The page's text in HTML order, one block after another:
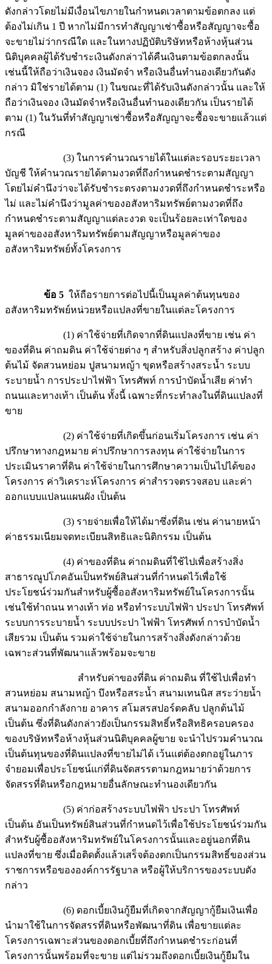
ดังกล่าวโดยไม่มีเงื่อนไขภายในกำหนดเวลาตามข้อตกลง แต่
ต้องไม่เกิน 1 ปี หากไม่มีการทำสัญญาเช่าซื้อหรือสัญญาจะซื้อ
จะขายไม่ว่ากรณีใด และในทางปฏิบัติบริษัทหรือห้างหุ้นส่วน
นิติบุคคลผู้ได้รับชำระเงินดังกล่าวได้คืนเงินตามข้อตกลงนั้น
เช่นนี้ให้ถือว่าเงินจอง เงินมัดจำ หรือเงินอื่นทำนองเดียวกันดัง
กล่าว มิใช่รายได้ตาม (1) ในขณะที่ได้รับเงินดังกล่าวนั้น และให้
ถือว่าเงินจอง เงินมัดจำหรือเงินอื่นทำนองเดียวกัน เป็นรายได้
ตาม (1) ในวันที่ทำสัญญาเช่าซื้อหรือสัญญาจะซื้อจะขายแล้วแต่
กรณี
(3) ในการคำนวณรายได้ในแต่ละรอบระยะเวลา
บัญชี ให้คำนวณรายได้ตามงวดที่ถึงกำหนดชำระตามสัญญา
โดยไม่คำนึงว่าจะได้รับชำระตรงตามงวดที่ถึงกำหนดชำระหรือ
ไม่ และไม่คำนึงว่ามูลค่าของอสังหาริมทรัพย์ตามงวดที่ถึง
กำหนดชำระตามสัญญาแต่ละงวด จะเป็นร้อยละเท่าใดของ
มูลค่าของอสังหาริมทรัพย์ตามสัญญาหรือมูลค่าของ
อสังหาริมทรัพย์ทั้งโครงการ
ข้อ 5 ให้ถือรายการต่อไปนี้เป็นมูลค่าต้นทุนของ
อสังหาริมทรัพย์หน่วยหรือแปลงที่ขายในแต่ละโครงการ
(1) ค่าใช้จ่ายที่เกิดจากที่ดินแปลงที่ขาย เช่น ค่า
ของที่ดิน ค่าถมดิน ค่าใช้จ่ายต่าง ๆ สำหรับสิ่งปลูกสร้าง ค่าปลูก
ต้นไม้ จัดสวนหย่อม ปูสนามหญ้า ขุดหรือสร้างสระน้ำ ระบบ
ระบายน้ำ การประปาไฟฟ้า โทรศัพท์ การบำบัดน้ำเสีย ค่าทำ
ถนนและทางเท้า เป็นต้น ทั้งนี้ เฉพาะที่กระทำลงในที่ดินแปลงที่
ขาย
(2) ค่าใช้จ่ายที่เกิดขึ้นก่อนเริ่มโครงการ เช่น ค่า
ปรึกษาทางกฎหมาย ค่าปรึกษาการลงทุน ค่าใช้จ่ายในการ
ประเมินราคาที่ดิน ค่าใช้จ่ายในการศึกษาความเป็นไปได้ของ
โครงการ ค่าวิเคราะห์โครงการ ค่าสำรวจตรวจสอบ และค่า
ออกแบบแปลนแผนผัง เป็นต้น
(3) รายจ่ายเพื่อให้ได้มาซึ่งที่ดิน เช่น ค่านายหน้า
ค่าธรรมเนียมจดทะเบียนสิทธิและนิติกรรม เป็นต้น
(4) ค่าของที่ดิน ค่าถมดินที่ใช้ไปเพื่อสร้างสิ่ง
สาธารณูปโภคอันเป็นทรัพย์สินส่วนที่กำหนดไว้เพื่อใช้
ประโยชน์ร่วมกันสำหรับผู้ซื้ออสังหาริมทรัพย์ในโครงการนั้น
เช่นใช้ทำถนน ทางเท้า ท่อ หรือทำระบบไฟฟ้า ประปา โทรศัพท์
ระบบการระบายน้ำ ระบบประปา ไฟฟ้า โทรศัพท์ การบำบัดน้ำ
เสียรวม เป็นต้น รวมค่าใช้จ่ายในการสร้างสิ่งดังกล่าวด้วย
เฉพาะส่วนที่พัฒนาแล้วพร้อมจะขาย
สำหรับค่าของที่ดิน ค่าถมดิน ที่ใช้ไปเพื่อทำ
สวนหย่อม สนามหญ้า บึงหรือสระน้ำ สนามเทนนิส สระว่ายน้ำ
สนามออกกำลังกาย อาคาร สโมสรสปอร์ตคลับ ปลูกต้นไม้
เป็นต้น ซึ่งที่ดินดังกล่าวยังเป็นกรรมสิทธิ์หรือสิทธิครอบครอง
ของบริษัทหรือห้างหุ้นส่วนนิติบุคคลผู้ขาย จะนำไปรวมคำนวณ
เป็นต้นทุนของที่ดินแปลงที่ขายไม่ได้ เว้นแต่ต้องตกอยู่ในภาร
จำยอมเพื่อประโยชน์แก่ที่ดินจัดสรรตามกฎหมายว่าด้วยการ
จัดสรรที่ดินหรือกฎหมายอื่นลักษณะทำนองเดียวกัน
(5) ค่าก่อสร้างระบบไฟฟ้า ประปา โทรศัพท์
เป็นต้น อันเป็นทรัพย์สินส่วนที่กำหนดไว้เพื่อใช้ประโยชน์ร่วมกัน
สำหรับผู้ซื้ออสังหาริมทรัพย์ในโครงการนั้นและอยู่นอกที่ดิน
แปลงที่ขาย ซึ่งเมื่อติดตั้งแล้วเสร็จต้องตกเป็นกรรมสิทธิ์ของส่วน
ราชการหรือขององค์การรัฐบาล หรือผู้ให้บริการของระบบดัง
กล่าว
(6) ดอกเบี้ยเงินกู้ยืมที่เกิดจากสัญญากู้ยืมเงินเพื่อ
นำมาใช้ในการจัดสรรที่ดินหรือพัฒนาที่ดิน เพื่อขายแต่ละ
โครงการเฉพาะส่วนของดอกเบี้ยที่ถึงกำหนดชำระก่อนที่
โครงการนั้นพร้อมที่จะขาย แต่ไม่รวมถึงดอกเบี้ยเงินกู้ยืมใน